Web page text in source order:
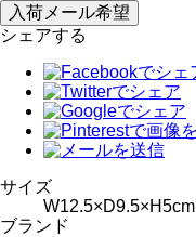
シェアする
サイズ
W12.5×D9.5×H5cm
ブランド